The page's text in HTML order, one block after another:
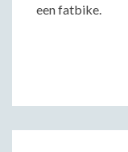
een fatbike.